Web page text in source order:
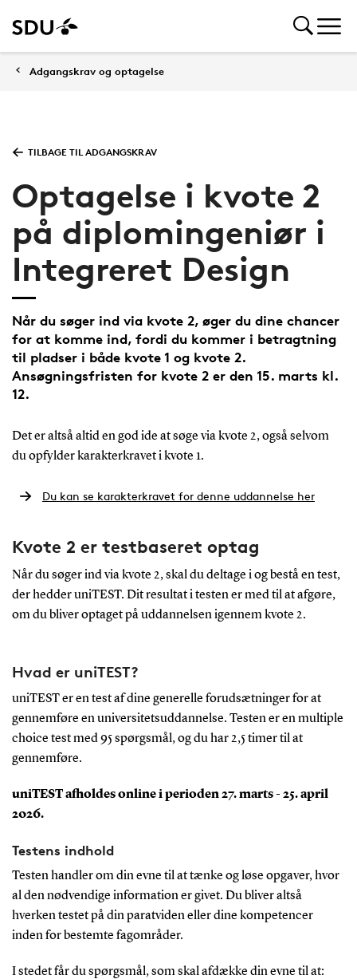
Adgangskrav og optagelse
TILBAGE TIL ADGANGSKRAV
Optagelse i kvote 2
på diplomingeniør i
Integreret Design
Når du søger ind via kvote 2, øger du dine chancer
for at komme ind, fordi du kommer i betragtning
til pladser i både kvote 1 og kvote 2.
Ansøgningsfristen for kvote 2 er den 15. marts kl.
12.
Det er altså altid en god ide at søge via kvote 2, også selvom
du opfylder karakterkravet i kvote 1.
Du kan se karakterkravet for denne uddannelse her
Kvote 2 er testbaseret optag
Når du søger ind via kvote 2, skal du deltage i og bestå en test,
der hedder uniTEST. Dit resultat i testen er med til at afgøre,
om du bliver optaget på uddannelsen igennem kvote 2.
Hvad er uniTEST?
uniTEST er en test af dine generelle forudsætninger for at
gennemføre en universitetsuddannelse. Testen er en multiple
choice test med 95 spørgsmål, og du har 2,5 timer til at
gennemføre.
uniTEST afholdes online i perioden 27. marts - 25. april
2026.
Testens indhold
Testen handler om din evne til at tænke og løse opgaver, hvor
al den nødvendige information er givet. Du bliver altså
hverken testet på din paratviden eller dine kompetencer
inden for bestemte fagområder.
I stedet får du spørgsmål, som skal afdække din evne til at: